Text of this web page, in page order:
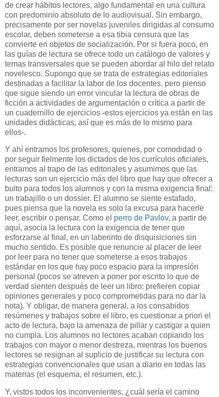
de crear hábitos lectores, algo fundamental en una cultura
con predominio absoluto de lo audiovisual. Sin embargo,
precisamente por ser novelas juveniles dirigidas al consumo
escolar, deben someterse a esa tibia censura que las
convierte en objetos de socialización. Por si fuera poco, en
las guías de lectura se ofrece todo un catálogo de valores y
temas transversales que se pueden abordar al hilo del relato
novelesco. Supongo que se trata de estrategias editoriales
destinadas a facilitar la labor de los docentes, pero pienso
que sigue siendo un error vincular la lectura de obras de
ficción a actividades de argumentación o crítica a partir de
un cuadernillo de ejercicios -estos ejercicios ya están en las
unidades didácticas, así que es más de lo mismo para
ellos-.
Y ahí entramos los profesores, quienes, por comodidad o
por seguir fielmente los dictados de los currículos oficiales,
entramos al trapo de las editoriales y asumimos que las
lecturas son un ejercicio más del libro que hay que ofrecer a
bulto para todos los alumnos y con la misma exigencia final:
un trabajillo o un dossier. El alumno se siente estafado,
pues piensa que la novela es solo la excusa para hacerle
leer, escribir o pensar. Como el perro de Pavlov, a partir de
aquí, asocia la lectura con la exigencia de tener que
esforzarse al final, en un laberinto de disquisiciones sin
mucho sentido. Es posible que renuncie al placer de leer
por leer para no tener que someterse a esos trabajos
estándar en los que hay poco espacio para la impresión
personal (pocos se atreven a poner por escrito lo que de
verdad sienten después de leer un libro: prefieren copiar
opiniones generales y poco comprometidas para no dar la
nota). Y obligar, de manera general, a los consabidos
resúmenes y trabajos sobre el libro, es cuestionar a priori el
acto de lectura, bajo la amenaza de pillar y castigar a quien
no cumpla. Los alumnos no lectores acaban copiando los
trabajos con mayor o menor destreza, mientras los buenos
lectores se resignan al suplicio de justificar su lectura con
estrategias convencionales que usan a diario en todas las
materias (el esquema, el resumen, etc.).
Y, vistos todos los inconvenientes, ¿cuál sería el camino